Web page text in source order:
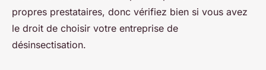
propres prestataires, donc vérifiez bien si vous avez
le droit de choisir votre entreprise de
désinsectisation.